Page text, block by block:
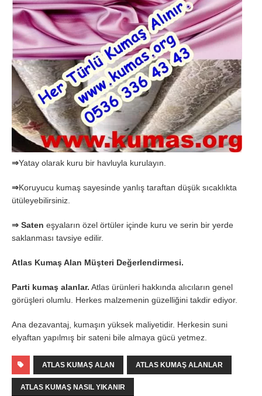
⇒Yatay olarak kuru bir havluyla kurulayın.
⇒Koruyucu kumaş sayesinde yanlış taraftan düşük sıcaklıkta
ütüleyebilirsiniz.
⇒ Saten eşyaların özel örtüler içinde kuru ve serin bir yerde
saklanması tavsiye edilir.
Atlas Kumaş Alan Müşteri Değerlendirmesi.
Parti kumaş alanlar. Atlas ürünleri hakkında alıcıların genel
görüşleri olumlu. Herkes malzemenin güzelliğini takdir ediyor.
Ana dezavantaj, kumaşın yüksek maliyetidir. Herkesin suni
elyaftan yapılmış bir sateni bile almaya gücü yetmez.
ATLAS KUMAŞ ALAN ATLAS KUMAŞ ALANLAR
ATLAS KUMAŞ NASIL YIKANIR